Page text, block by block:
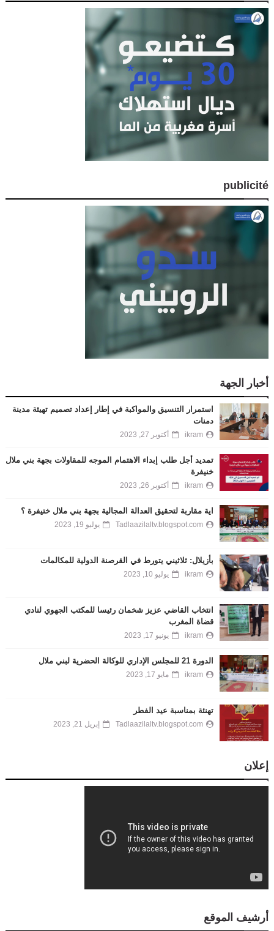
publicité
أخبار الجهة
استمرار التنسيق والمواكبة في إطار إعداد تصميم تهيئة مدينة
دمنات
ikram أكتوبر 27, 2023
تمديد أجل طلب إبداء الاهتمام الموجه للمقاولات بجهة بني ملال
خنيفرة
ikram أكتوبر 26, 2023
اية مقاربة لتحقيق العدالة المجالية بجهة بني ملال ختيفرة ؟
Tadlaazilaltv.blogspot.com يوليو 19, 2023
بأزيلال: ثلاثيني يتورط في القرصنة الدولية للمكالمات
ikram يوليو 10, 2023
انتخاب القاضي عزيز شخمان رئيسا للمكتب الجهوي لنادي
قضاة المغرب
ikram يونيو 17, 2023
الدورة 21 للمجلس الإداري للوكالة الحضرية لبني ملال
ikram مايو 17, 2023
تهنئة بمناسبة عيد الفطر
Tadlaazilaltv.blogspot.com إبريل 21, 2023
إعلان
أرشيف الموقع